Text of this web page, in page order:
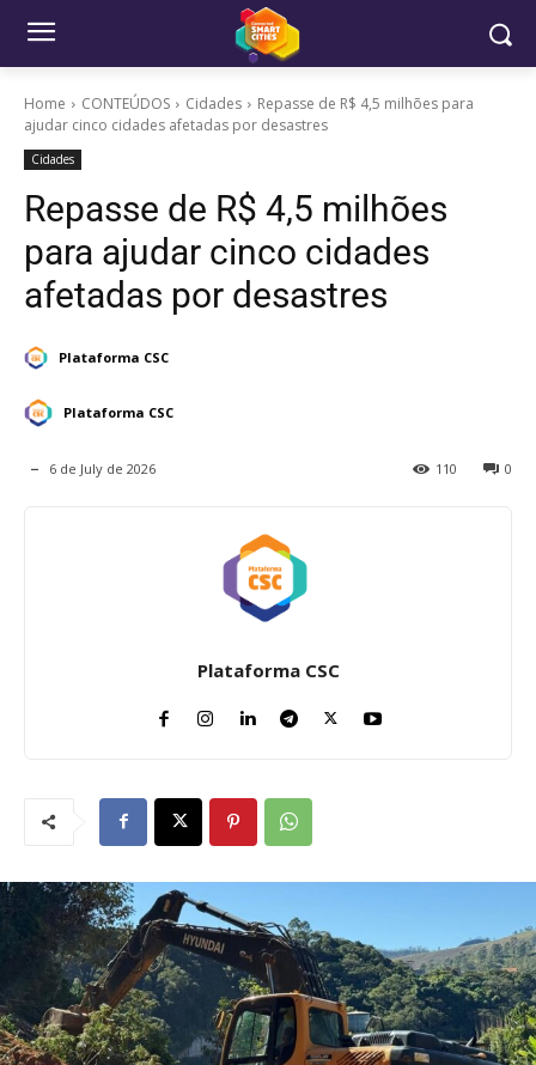
Home CONTEÚDOS Cidades
Repasse de R$ 4,5 milhões para
ajudar cinco cidades afetadas por desastres
Cidades
Repasse de R$ 4,5 milhões
para ajudar cinco cidades
afetadas por desastres
Plataforma CSC
Plataforma CSC
6 de July de 2026 0
110
Plataforma CSC